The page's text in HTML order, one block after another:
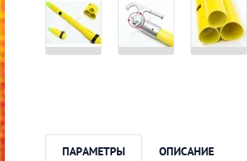
ПАРАМЕТРЫ ОПИСАНИЕ